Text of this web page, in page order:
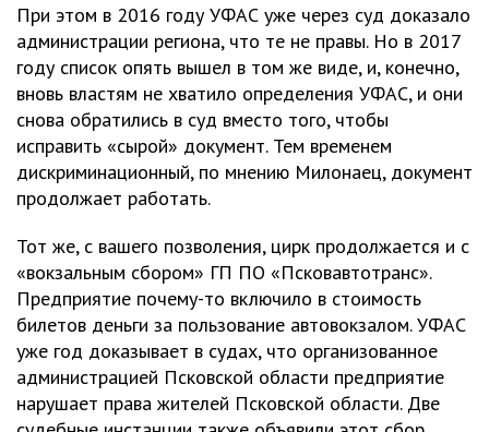
При этом в 2016 году УФАС уже через суд доказало
администрации региона, что те не правы. Но в 2017
году список опять вышел в том же виде, и, конечно,
вновь властям не хватило определения УФАС, и они
снова обратились в суд вместо того, чтобы
исправить «сырой» документ. Тем временем
дискриминационный, по мнению Милонаец, документ
продолжает работать.
Тот же, с вашего позволения, цирк продолжается и с
«вокзальным сбором» ГП ПО «Псковавтотранс».
Предприятие почему-то включило в стоимость
билетов деньги за пользование автовокзалом. УФАС
уже год доказывает в судах, что организованное
администрацией Псковской области предприятие
нарушает права жителей Псковской области. Две